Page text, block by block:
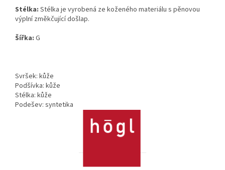
Stélka: Stélka je vyrobená ze koženého materiálu s pěnovou
výplní změkčující došlap.
Šířka: G
Svršek: kůže
Podšívka: kůže
Stélka: kůže
Podešev: syntetika